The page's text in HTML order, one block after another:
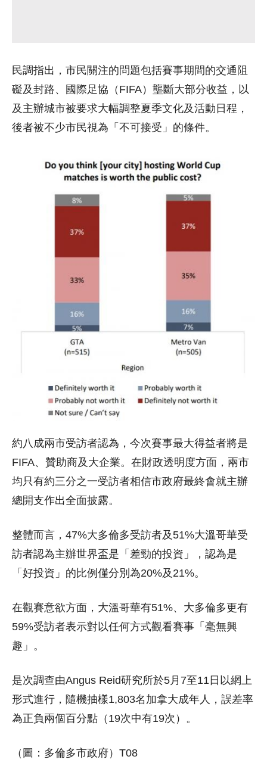
民調指出，市民關注的問題包括賽事期間的交通阻
礙及封路、國際足協（FIFA）壟斷大部分收益，以
及主辦城市被要求大幅調整夏季文化及活動日程，
後者被不少市民視為「不可接受」的條件。
約八成兩市受訪者認為，今次賽事最大得益者將是
FIFA、贊助商及大企業。在財政透明度方面，兩市
均只有約三分之一受訪者相信市政府最終會就主辦
總開支作出全面披露。
整體而言，47%大多倫多受訪者及51%大溫哥華受
訪者認為主辦世界盃是「差勁的投資」，認為是
「好投資」的比例僅分別為20%及21%。
在觀賽意欲方面，大溫哥華有51%、大多倫多更有
59%受訪者表示對以任何方式觀看賽事「毫無興
趣」。
是次調查由Angus Reid研究所於5月7至11日以網上
形式進行，隨機抽樣1,803名加拿大成年人，誤差率
為正負兩個百分點（19次中有19次）。
（圖：多倫多市政府）T08